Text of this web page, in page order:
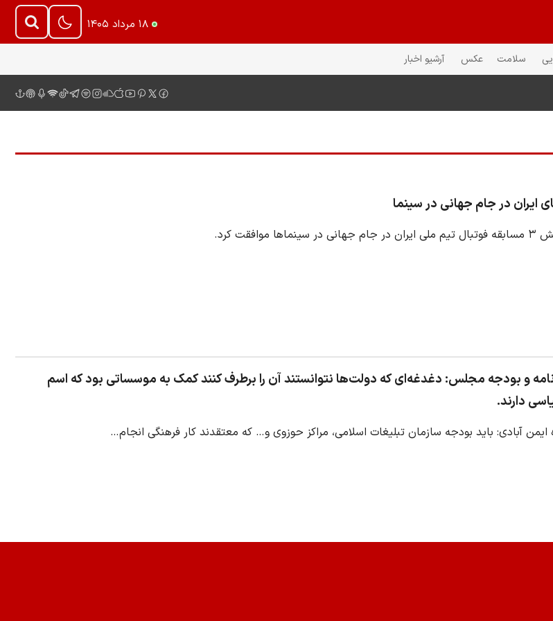
۱۸ مرداد ۱۴۰۵
سلامت عکس آرشیو اخبار
ایران در جام جهانی در سینما
کرد.
و بودجه مجلس: دغدغه‌ای که دولت‌ها نتوانستند آن را برطرف کنند کمک به موسساتی بود که اسم
دارند.
آبادی: باید بودجه سازمان تبلیغات اسلامی، مراکز حوزوی و… که معتقدند کار فرهنگی انجام…